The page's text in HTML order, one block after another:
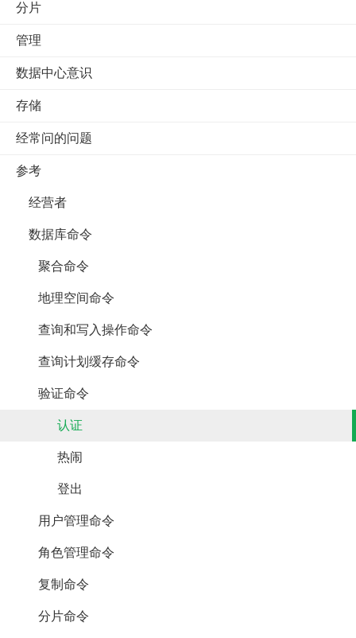
分片
管理
数据中心意识
存储
经常问的问题
参考
经营者
数据库命令
聚合命令
地理空间命令
查询和写入操作命令
查询计划缓存命令
验证命令
认证
热闹
登出
用户管理命令
角色管理命令
复制命令
分片命令